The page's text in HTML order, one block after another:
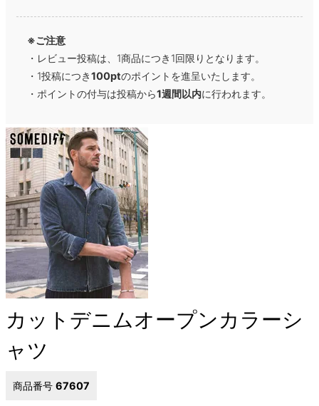
※ご注意
・レビュー投稿は、1商品につき1回限りとなります。
・1投稿につき100ptのポイントを進呈いたします。
・ポイントの付与は投稿から1週間以内に行われます。
カットデニムオープンカラーシ
ャツ
商品番号 67607